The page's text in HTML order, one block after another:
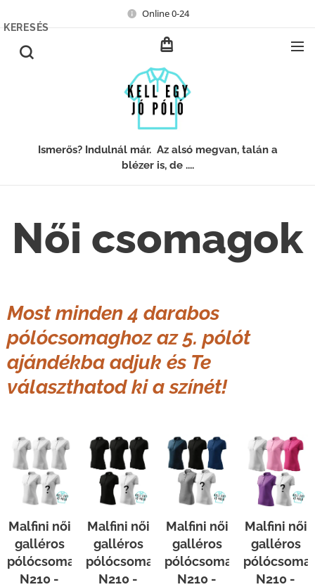
Online 0-24
Ismerős? Indulnál már. Az alsó megvan, talán a
blézer is, de ....
KERESÉS
Női csomagok
Most minden 4 darabos
pólócsomaghoz az 5. pólót
ajándékba adjuk és Te
választhatodki a színét!
Malfini női
galléros
pólócsomag
N210 -
Malfini női
galléros
pólócsomag
N210 -
Malfini női
galléros
pólócsomag
N210 -
Malfini női
galléros
N210 -